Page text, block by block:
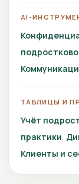
AI-
ТАБЛИЦЫ И
Учёт
практики
Клиенты и